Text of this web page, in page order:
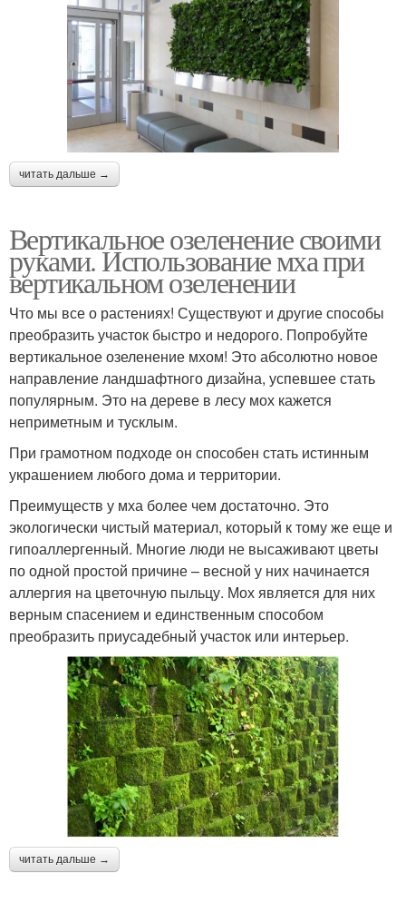
читать дальше →
Вертикальное озеленение своими
руками. Использование мха при
вертикальном озеленении
Что мы все о растениях! Существуют и другие способы
преобразить участок быстро и недорого. Попробуйте
вертикальное озеленение мхом! Это абсолютно новое
направление ландшафтного дизайна, успевшее стать
популярным. Это на дереве в лесу мох кажется
неприметным и тусклым.
При грамотном подходе он способен стать истинным
украшением любого дома и территории.
Преимуществ у мха более чем достаточно. Это
экологически чистый материал, который к тому же еще и
гипоаллергенный. Многие люди не высаживают цветы
по одной простой причине – весной у них начинается
аллергия на цветочную пыльцу. Мох является для них
верным спасением и единственным способом
преобразить приусадебный участок или интерьер.
читать дальше →